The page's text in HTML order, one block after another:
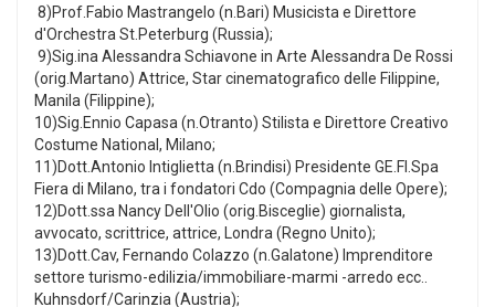
8)Prof.Fabio Mastrangelo (n.Bari) Musicista e Direttore
d'Orchestra St.Peterburg (Russia);
9)Sig.ina Alessandra Schiavone in Arte Alessandra De Rossi
(orig.Martano) Attrice, Star cinematografico delle Filippine,
Manila (Filippine);
10)Sig.Ennio Capasa (n.Otranto) Stilista e Direttore Creativo
Costume National, Milano;
11)Dott.Antonio Intiglietta (n.Brindisi) Presidente GE.FI.Spa
Fiera di Milano, tra i fondatori Cdo (Compagnia delle Opere);
12)Dott.ssa Nancy Dell'Olio (orig.Bisceglie) giornalista,
avvocato, scrittrice, attrice, Londra (Regno Unito);
13)Dott.Cav, Fernando Colazzo (n.Galatone) Imprenditore
settore turismo-edilizia/immobiliare-marmi -arredo ecc..
Kuhnsdorf/Carinzia (Austria);